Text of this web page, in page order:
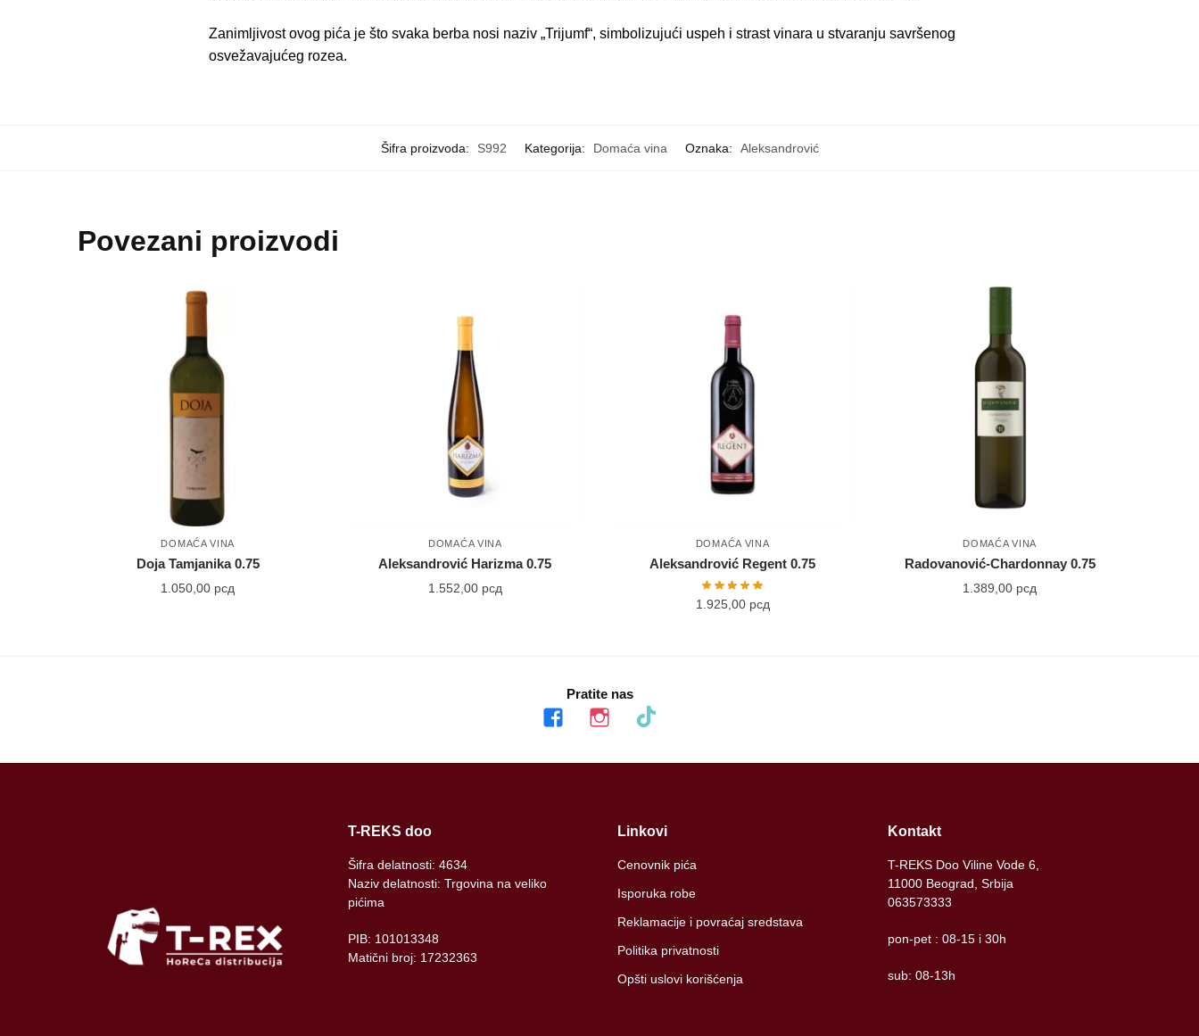
Zanimljivost ovog pića je što svaka berba nosi naziv „Trijumf“, simbolizujući uspeh i strast vinara u stvaranju savršenog
osvežavajućeg rozea.
Šifra proizvoda: S992 Kategorija: Domaća vina Oznaka: Aleksandrović
Povezani proizvodi
DOMAĆA VINA
Doja Tamjanika 0.75
1.050,00 рсд
DOMAĆA VINA
Aleksandrović Harizma 0.75
1.552,00 рсд
DOMAĆA VINA
Aleksandrović Regent 0.75
1.925,00 рсд
DOMAĆA VINA
Radovanović-Chardonnay 0.75
1.389,00 рсд
Pratite nas
facebookinstagramtiktok
T-REKS doo
Šifra delatnosti: 4634
Naziv delatnosti: Trgovina na veliko
pićima
PIB: 101013348
Matični broj: 17232363
Linkovi
Cenovnik pića
Isporuka robe
Reklamacije i povraćaj sredstava
Politika privatnosti
Opšti uslovi korišćenja
Kontakt
T-REKS Doo Viline Vode 6,
11000 Beograd, Srbija
063573333
pon-pet : 08-15 i 30h
sub: 08-13h